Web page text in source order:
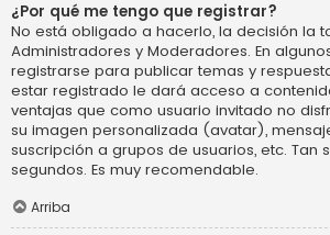
¿Por qué me tengo que registrar?
No está obligado a hacerlo, la decisión la
Administradores y Moderadores. En
registrarse para publicar temas y
estar registrado le dará acceso a
ventajas que como usuario invitado no
su imagen personalizada (avatar),
suscripción a grupos de usuarios, etc. Tan
segundos. Es muy recomendable.
Arriba